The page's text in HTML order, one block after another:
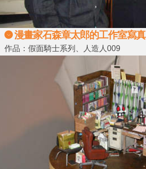
漫畫家石森章太郎的工作室寫真
作品：假面騎士系列、人造人009